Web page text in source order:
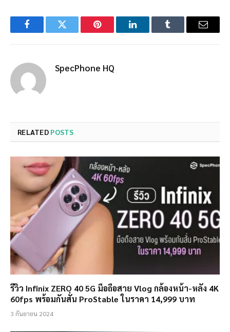
FacebookTwitter Pinterest LinkedInTumblr Email
SpecPhone HQ
RELATED POSTS
รีวิว Infinix ZERO 40 5G มือถือสาย Vlog กล้องหน้า-หลัง 4K
60fps พร้อมกันสั่น ProStable ในราคา 14,999 บาท
3 กันยายน 2024